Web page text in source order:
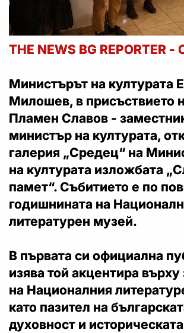
THE NEWS BG REPORTER
Министърът на културата
Милошев, в присъствието
Пламен Славов -
министър на културата,
галерия „Средец“ на
на културата изложбата
памет“. Събитието е по
годишнината на
литературен музей.
В първата си официална
изява той акцентира
на Националния
като пазител на
духовност и